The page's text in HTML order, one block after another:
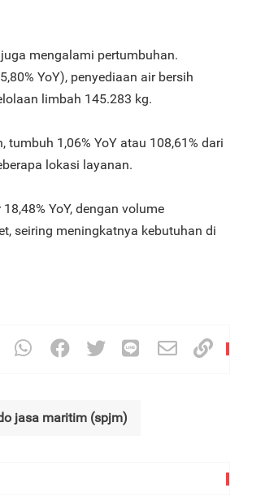
mengalami pertumbuhan.
YoY), penyediaan air bersih
limbah 145.283 kg.
1,06% YoY atau 108,61% dari
lokasi layanan.
YoY, dengan volume
seiring meningkatnya kebutuhan di
jasa maritim (spjm)